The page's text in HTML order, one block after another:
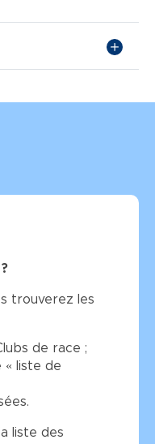
trouverez les
de race ;
« liste de
liste des